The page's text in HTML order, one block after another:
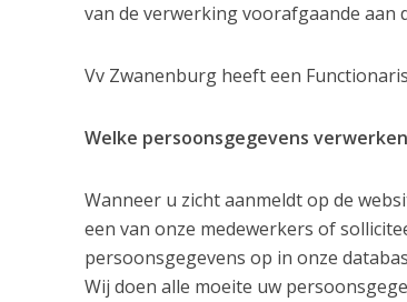
van de verwerking voorafgaande aan
Vv Zwanenburg heeft een
Welke persoonsgegevens
Wanneer u zicht aanmeldt op de
een van onze medewerkers of
persoonsgegevens op in onze
Wij doen alle moeite uw